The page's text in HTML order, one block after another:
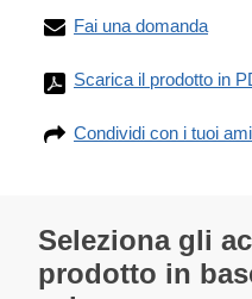
Fai una domanda
Scarica il prodotto in
Condividi con i tuoi
Seleziona gli
prodotto in